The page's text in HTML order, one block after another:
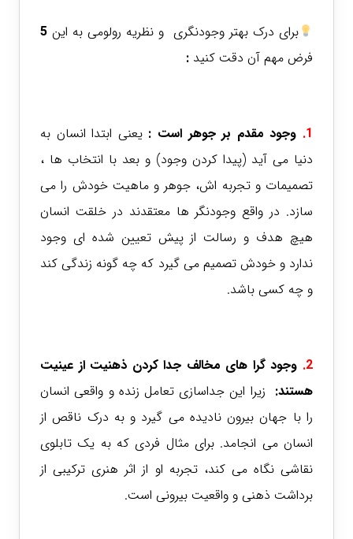
برای درک بهتر وجودنگری و نظریه رولومی به این 5
فرض مهم آن دقت کنید :
1. وجود مقدم بر جوهر است : یعنی ابتدا انسان به
دنیا می آید (پیدا کردن وجود) و بعد با انتخاب ها ،
تصمیمات و تجربه اش، جوهر و ماهیت خودش را می
سازد. در واقع وجودنگر ها معتقدند در خلقت انسان
هیچ هدف و رسالت از پیش تعیین شده ای وجود
ندارد و خودش تصمیم می گیرد که چه گونه زندگی کند
و چه کسی باشد.
2. وجود گرا های مخالف جدا کردن ذهنیت از عینیت
هستند: زیرا این جداسازی تعامل زنده و واقعی انسان
را با جهان بیرون نادیده می گیرد و به درک ناقص از
انسان می انجامد. برای مثال فردی که به یک تابلوی
نقاشی نگاه می کند، تجربه او از اثر هنری ترکیبی از
برداشت ذهنی و واقعیت بیرونی است.